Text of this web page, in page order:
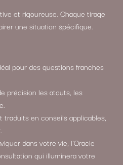
et rigoureuse. Chaque tirage
une situation spécifique.
pour des questions franches
précision les atouts, les
en conseils applicables,
dans votre vie, l’Oracle
qui illuminera votre